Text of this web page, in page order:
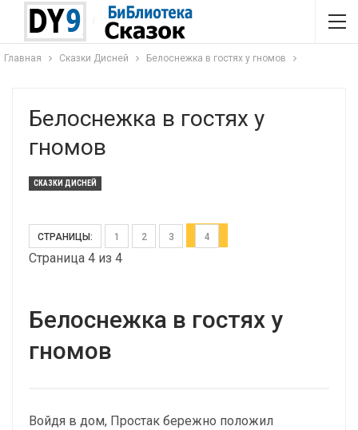
Главная Сказки Дисней Белоснежка в гостях у гномов
Белоснежка в гостях у
гномов
СКАЗКИ ДИСНЕЙ
СТРАНИЦЫ: 1 2 3 4
Страница 4 из 4
Белоснежка в гостях у
гномов
Войдя в дом, Простак бережно положил